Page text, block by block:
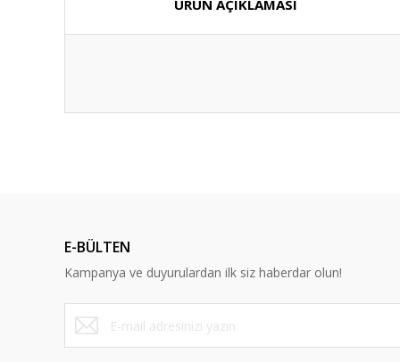
ÜRÜN AÇIKLAMASI
E-BÜLTEN
Kampanya ve duyurulardan ilk siz haberdar olun!